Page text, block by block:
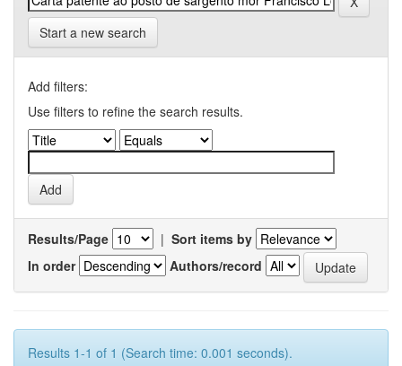
Start a new search
Add filters:
Use filters to refine the search results.
Results/Page | Sort items by
In order
Authors/record
Results 1-1 of 1 (Search time: 0.001 seconds).